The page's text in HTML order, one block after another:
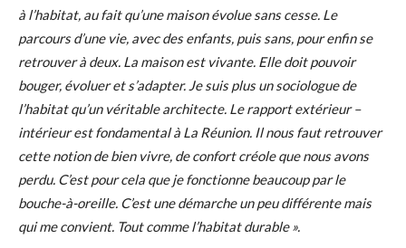
à l’habitat, au fait qu’une maison évolue sans cesse. Le
parcours d’une vie, avec des enfants, puis sans, pour enfin se
retrouver à deux. La maison est vivante. Elle doit pouvoir
bouger, évoluer et s’adapter. Je suis plus un sociologue de
l’habitat qu’un véritable architecte. Le rapport extérieur –
intérieur est fondamental à La Réunion. Il nous faut retrouver
cette notion de bien vivre, de confort créole que nous avons
perdu. C’est pour cela que je fonctionne beaucoup par le
bouche-à-oreille. C’est une démarche un peu différente mais
qui me convient. Tout comme l’habitat durable ».